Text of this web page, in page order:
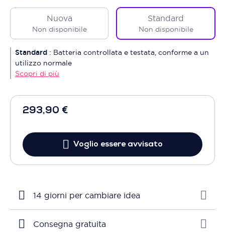
293,90 €
Voglio essere avvisato
Nuova
Non disponibile
Standard
Non disponibile
Standard : Batteria controllata e testata, conforme a un
utilizzo normale
Scopri di più
14 giorni per cambiare idea
Consegna gratuita